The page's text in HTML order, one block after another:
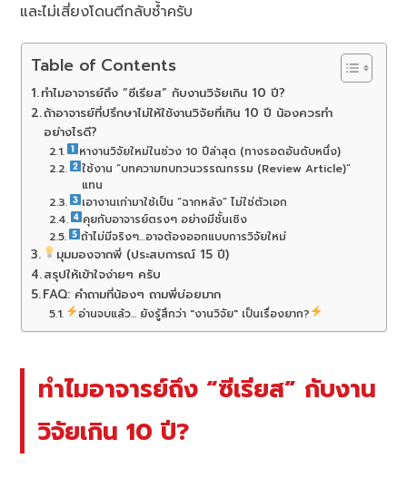
และไม่เสี่ยงโดนตีกลับซ้ำครับ
Table of Contents
ทำไมอาจารย์ถึง “ซีเรียส” กับงานวิจัยเกิน 10 ปี?
ถ้าอาจารย์ที่ปรึกษาไม่ให้ใช้งานวิจัยที่เกิน 10 ปี น้องควรทำ
อย่างไรดี?
หางานวิจัยใหม่ในช่วง 10 ปีล่าสุด (ทางรอดอันดับหนึ่ง)
ใช้งาน “บทความทบทวนวรรณกรรม (Review Article)”
แทน
เอางานเก่ามาใช้เป็น “ฉากหลัง” ไม่ใช่ตัวเอก
คุยกับอาจารย์ตรงๆ อย่างมีชั้นเชิง
ถ้าไม่มีจริงๆ…อาจต้องออกแบบการวิจัยใหม่
มุมมองจากพี่ (ประสบการณ์ 15 ปี)
สรุปให้เข้าใจง่ายๆ ครับ
FAQ: คำถามที่น้องๆ ถามพี่บ่อยมาก
อ่านจบแล้ว... ยังรู้สึกว่า "งานวิจัย" เป็นเรื่องยาก?
ทำไมอาจารย์ถึง “ซีเรียส” กับงาน
วิจัยเกิน 10 ปี?